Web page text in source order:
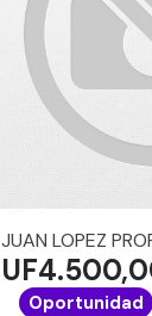
JUAN LOPEZ
Oportunidad